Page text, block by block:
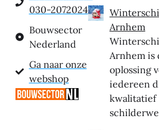
030-2072024
Bouwsector
Nederland
Ga naar onze
webshop
Arnhem
Arnhem is
oplossing
iedereen
kwalitatief